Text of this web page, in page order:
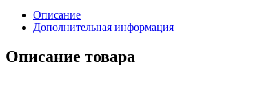
Описание
Дополнительная информация
Описание товара